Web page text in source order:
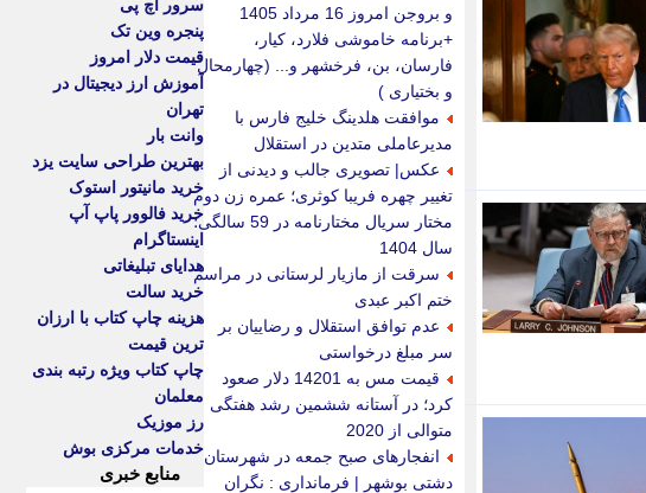
و بروجن امروز 16 مرداد 1405
+برنامه خاموشی فلارد، کیار،
فارسان، بن، فرخشهر و... (چهارمحال
و بختیاری )
موافقت هلدینگ خلیج فارس با
مدیرعاملی متدین در استقلال
عکس| تصویری جالب و دیدنی از
تغییر چهره فریبا کوثری؛ عمره زن دوم
مختار سریال مختارنامه در 59 سالگی؛
سال 1404
سرقت از مازیار لرستانی در مراسم
ختم اکبر عبدی
عدم توافق استقلال و رضاییان بر
سر مبلغ درخواستی
قیمت مس به 14201 دلار صعود
کرد؛ در آستانه ششمین رشد هفتگی
متوالی از 2020
انفجارهای صبح جمعه در شهرستان
دشتی بوشهر | فرمانداری : نگران
سرور اچ پی
پنجره وین تک
قیمت دلار امروز
آموزش ارز دیجیتال در
تهران
وانت بار
بهترین طراحی سایت یزد
خرید مانیتور استوک
خرید فالوور پاپ آپ
اینستاگرام
هدایای تبلیغاتی
خرید سالت
هزینه چاپ کتاب با ارزان
ترین قیمت
چاپ کتاب ویژه رتبه بندی
معلمان
رز موزیک
خدمات مرکزی بوش
منابع خبری